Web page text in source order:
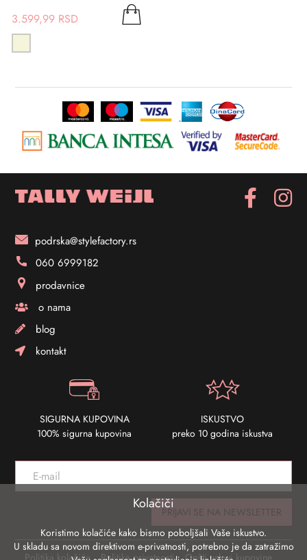
3.599,99 RSD
Kolačiči
Koristimo kolačiće kako bismo poboljšali Vaše iskustvo.
U skladu sa novom direktivom e-privatnosti, potrebno je da zatražimo
podrska@stylefactory.rs
060 6999182
prodavnice
o nama
blog
kontakt
SIGURNA KUPOVINA
100% sigurna kupovina
ISKUSTVO
preko 10 godina iskustva
PRIJAVI SE NA NEWSLETTER
Politika kolačića Politika privatnosti Opšti uslovi kupovine